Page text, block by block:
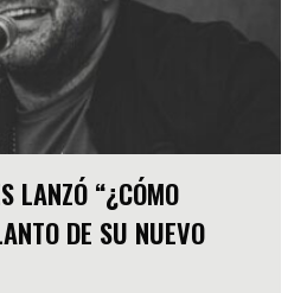
LANZÓ “¿CÓMO
DE SU NUEVO